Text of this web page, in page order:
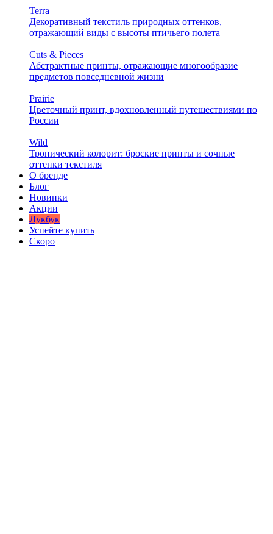
Terra
Декоративный текстиль природных оттенков,
отражающий виды с высоты птичьего полета
Cuts & Pieces
Абстрактные принты, отражающие многообразие
предметов повседневной жизни
Prairie
Цветочный принт, вдохновленный путешествиями по
России
Wild
Тропический колорит: броские принты и сочные
оттенки текстиля
О бренде
Блог
Новинки
Акции
Лукбук
Успейте купить
Скоро